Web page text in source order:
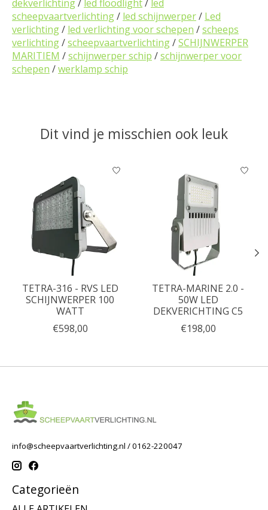
dekverlichting/ led floodlight/ led
scheepvaartverlichting/ led schijnwerper/ Led
verlichting/ led verlichting voor schepen /scheeps
verlichting/scheepvaartverlichting/SCHIJNWERPER
MARITIEM /schijnwerper schip /schijnwerper voor
schepen /werklamp schip
Dit vind je misschien ook leuk
Items van productcarrousel
TETRA-316 - RVS LED
SCHIJNWERPER 100
WATT
€598,00
TETRA-MARINE 2.0 -
50W LED
DEKVERICHTING C5
€198,00
info@scheepvaartverlichting.nl / 0162-220047
Categorieën